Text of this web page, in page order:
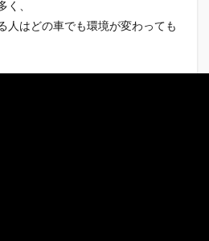
く、
人はどの車でも環境が変わっても